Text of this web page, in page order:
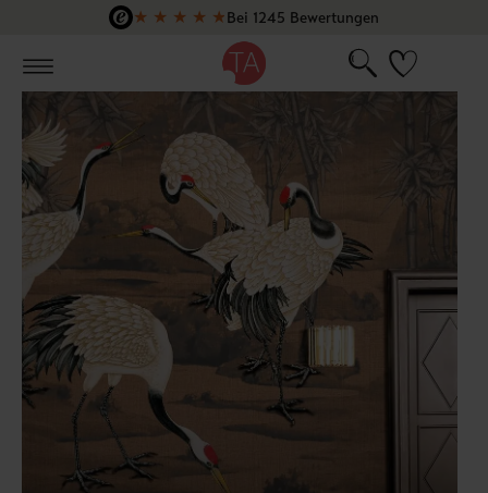
Zum Hauptinhalt springen
★ ★ ★ ★ ★Bei 1245 Bewertungen